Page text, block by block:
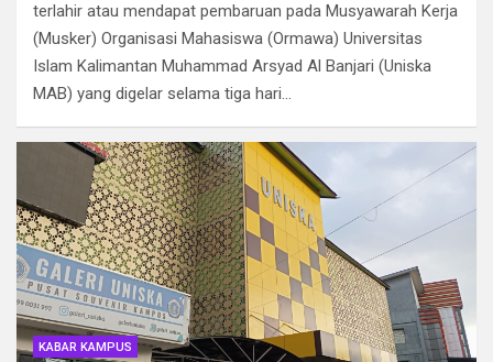
terlahir atau mendapat pembaruan pada Musyawarah Kerja
(Musker) Organisasi Mahasiswa (Ormawa) Universitas
Islam Kalimantan Muhammad Arsyad Al Banjari (Uniska
MAB) yang digelar selama tiga hari…
KABAR KAMPUS